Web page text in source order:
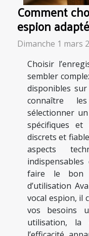
Comment
espion
Dimanche 1 mars
Choisir
sembler
disponibles
connaître
sélectionner
spécifiques et
discrets et
aspects
faire le bon
d’utilisation
vocal espion, il
vos besoins
utilisation, la